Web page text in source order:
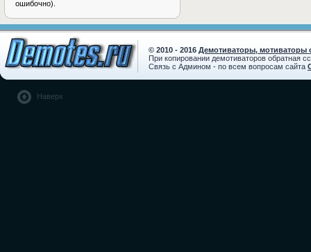
ошибочно).
© 2010 - 2016 Демотиваторы, мотиваторы
При копировании демотиваторов обратная
Связь с Админом - по всем вопросам сайта
Наверх